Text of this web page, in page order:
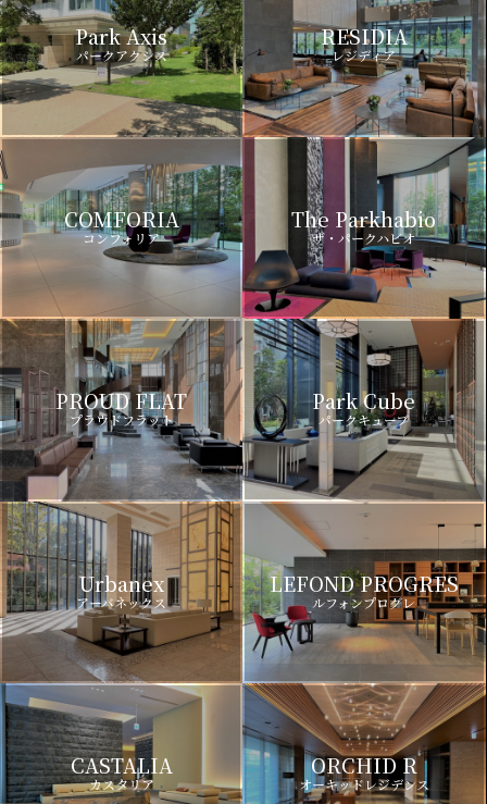
Park Axis
パークアクシス
RESIDIA
レジディア
COMFORIA
コンフォリア
The Parkhabio
ザ・パークハビオ
PROUD FLAT
プラウドフラット
Park Cube
パークキューブ
Urbanex
アーバネックス
LEFOND PROGRES
ルフォンプログレ
CASTALIA
カスタリア
ORCHID R
オーキッドレジデンス